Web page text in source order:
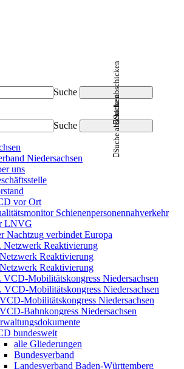
Suche
Suche abschicken
Suche
Suche abschicken
Niedersachsen
uns
vor Ort
Schienenpersonennahverkehr
LNVG
Nachtzug verbindet Europa
Netzwerk Reaktivierung
Reaktivierung
Reaktivierung
VCD-Mobilitätskongress Niedersachsen
VCD-Mobilitätskongress Niedersachsen
Mobilitätskongress Niedersachsen
Bahnkongress Niedersachsen
bundesweit
alle Gliederungen
Bundesverband
Landesverband Baden-Württemberg